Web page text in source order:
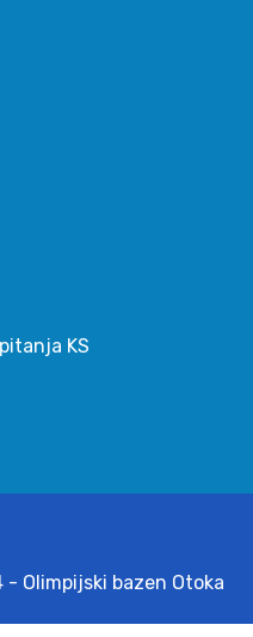
KS
Olimpijski bazen Otoka